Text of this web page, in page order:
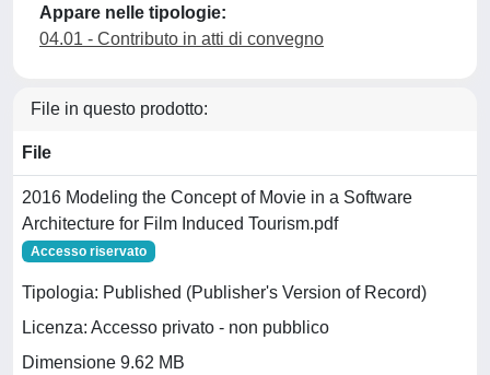
Appare nelle tipologie:
04.01 - Contributo in atti di convegno
File in questo prodotto:
File
2016 Modeling the Concept of Movie in a Software
Architecture for Film Induced Tourism.pdf
Accesso riservato
Tipologia: Published (Publisher's Version of Record)
Licenza: Accesso privato - non pubblico
Dimensione 9.62 MB